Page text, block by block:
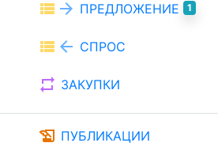
view_list arrow_forward ПРЕДЛОЖЕНИЕ 1
view_list arrow_back СПРОС
repeat ЗАКУПКИ
history_edu ПУБЛИКАЦИИ